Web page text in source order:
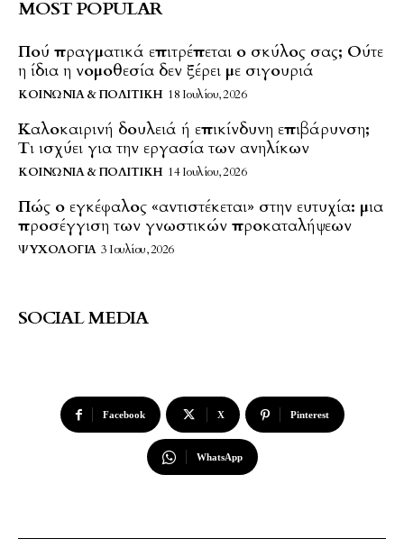
MOST POPULAR
Πού πραγματικά επιτρέπεται ο σκύλος σας; Ούτε
η ίδια η νομοθεσία δεν ξέρει με σιγουριά
ΚΟΙΝΩΝΊΑ & ΠΟΛΙΤΙΚΉ 18 Ιουλίου, 2026
Καλοκαιρινή δουλειά ή επικίνδυνη επιβάρυνση;
Τι ισχύει για την εργασία των ανηλίκων
ΚΟΙΝΩΝΊΑ & ΠΟΛΙΤΙΚΉ 14 Ιουλίου, 2026
Πώς ο εγκέφαλος «αντιστέκεται» στην ευτυχία: μια
προσέγγιση των γνωστικών προκαταλήψεων
ΨΥΧΟΛΟΓΊΑ 3 Ιουλίου, 2026
SOCIAL MEDIA
Facebook X Pinterest
WhatsApp